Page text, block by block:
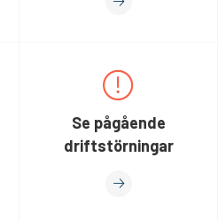
Se pågående
driftstörningar